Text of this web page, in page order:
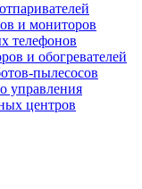
и мониторов
телефонов
и обогревателей
пылесосов
управления
центров